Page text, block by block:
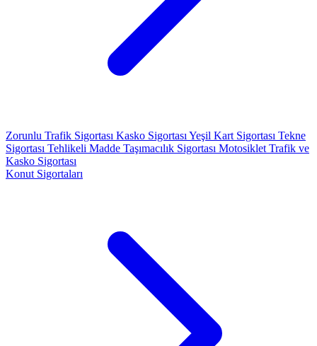
Zorunlu Trafik Sigortası Kasko Sigortası Yeşil Kart Sigortası Tekne
Sigortası Tehlikeli Madde Taşımacılık Sigortası Motosiklet Trafik ve
Kasko Sigortası
Konut Sigortaları